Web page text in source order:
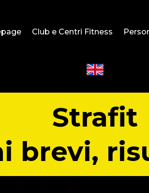
Club e Centri Fitness
Strafit
brevi,